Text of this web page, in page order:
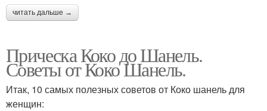
читать дальше →
Прическа Коко до Шанель.
Советы от Коко Шанель.
Итак, 10 самых полезных советов от Коко шанель для
женщин: